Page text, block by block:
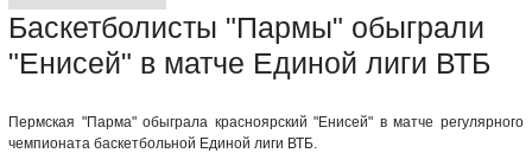
Баскетболисты "Пармы" обыграли
"Енисей" в матче Единой лиги ВТБ
Пермская "Парма" обыграла красноярский "Енисей" в матче регулярного
чемпионата баскетбольной Единой лиги ВТБ.